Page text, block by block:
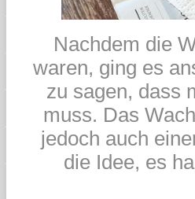
Nachdem die
waren, ging es
zu sagen, dass
muss. Das
jedoch auch
die Idee, es